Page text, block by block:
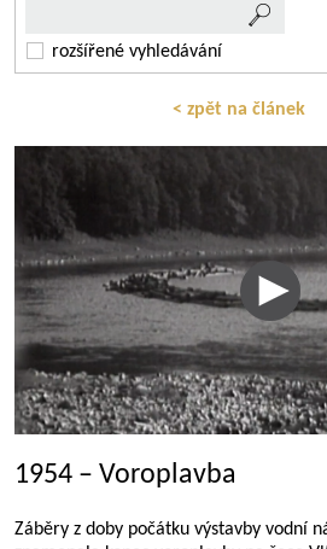
rozšířené vyhledávání
< zpět na článek
1954 – Voroplavba
Záběry z doby počátku výstavby vodní